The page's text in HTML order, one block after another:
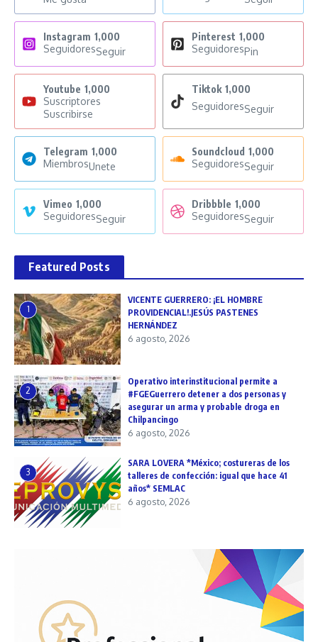
Instagram 1,000
SeguidoresSeguir
Pinterest 1,000
SeguidoresPin
Youtube 1,000
Suscriptores
Suscribirse
Tiktok 1,000
SeguidoresSeguir
Telegram 1,000
MiembrosUnete
Soundcloud 1,000
SeguidoresSeguir
Vimeo 1,000
SeguidoresSeguir
Dribbble 1,000
SeguidoresSeguir
Featured Posts
1
VICENTE GUERRERO: ¡EL HOMBRE
PROVIDENCIAL!.JESÚS PASTENES
HERNÁNDEZ
6 agosto, 2026
2
Operativo interinstitucional permite a
#FGEGuerrero detener a dos personas y
asegurar un arma y probable droga en
Chilpancingo
6 agosto, 2026
3
SARA LOVERA *México; costureras de los
talleres de confección: igual que hace 41
años* SEMLAC
6 agosto, 2026